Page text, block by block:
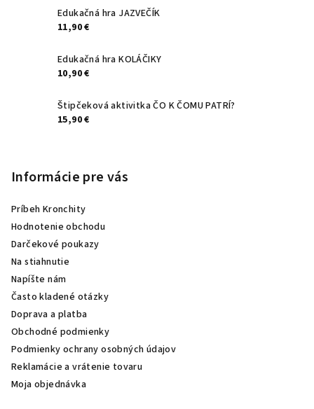
Edukačná hra JAZVEČÍK
11,90 €
Edukačná hra KOLÁČIKY
10,90 €
Štipčeková aktivitka ČO K ČOMU PATRÍ?
15,90 €
Informácie pre vás
Príbeh Kronchity
Hodnotenie obchodu
Darčekové poukazy
Na stiahnutie
Napíšte nám
Často kladené otázky
Doprava a platba
Obchodné podmienky
Podmienky ochrany osobných údajov
Reklamácie a vrátenie tovaru
Moja objednávka